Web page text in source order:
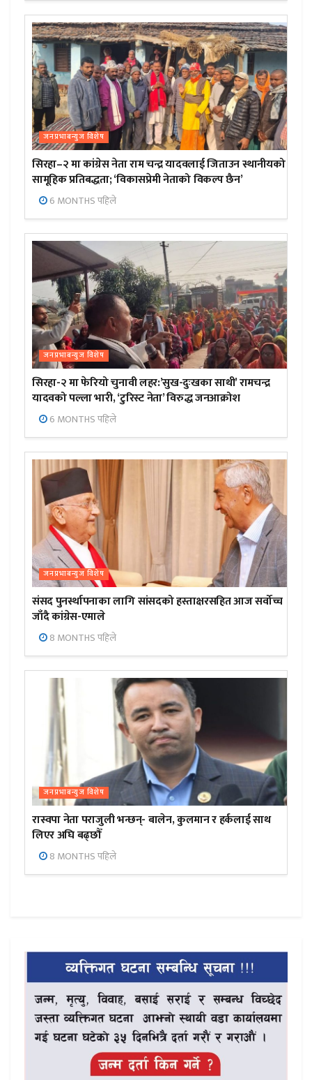
जनप्रभाबन्युज विशेष
सिरहा–२ मा कांग्रेस नेता राम चन्द्र यादवलाई जिताउन स्थानीयको
सामूहिक प्रतिबद्धता; ‘विकासप्रेमी नेताको विकल्प छैन’
6 MONTHS पहिले
जनप्रभाबन्युज विशेष
सिरहा-२ मा फेरियो चुनावी लहर:’सुख-दुःखका साथी’ रामचन्द्र
यादवको पल्ला भारी, ‘टुरिस्ट नेता’ विरुद्ध जनआक्रोश
6 MONTHS पहिले
जनप्रभाबन्युज विशेष
संसद पुनर्स्थापनाका लागि सांसदको हस्ताक्षरसहित आज सर्वोच्च
जाँदै कांग्रेस-एमाले
8 MONTHS पहिले
जनप्रभाबन्युज विशेष
रास्वपा नेता पराजुली भन्छन्- बालेन, कुलमान र हर्कलाई साथ
लिएर अघि बढ्छौँ
8 MONTHS पहिले